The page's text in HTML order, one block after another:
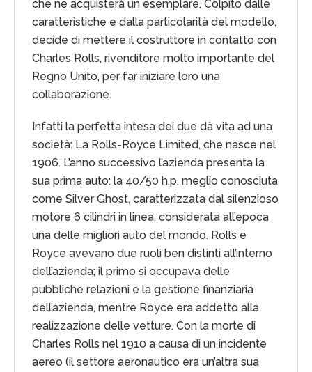
che ne acquisterà un esemplare. Colpito dalle
caratteristiche e dalla particolarità del modello,
decide di mettere il costruttore in contatto con
Charles Rolls, rivenditore molto importante del
Regno Unito, per far iniziare loro una
collaborazione.
Infatti la perfetta intesa dei due dà vita ad una
società: La Rolls-Royce Limited, che nasce nel
1906. L’anno successivo l’azienda presenta la
sua prima auto: la 40/50 h.p. meglio conosciuta
come Silver Ghost, caratterizzata dal silenzioso
motore 6 cilindri in linea, considerata all’epoca
una delle migliori auto del mondo. Rolls e
Royce avevano due ruoli ben distinti all’interno
dell’azienda; il primo si occupava delle
pubbliche relazioni e la gestione finanziaria
dell’azienda, mentre Royce era addetto alla
realizzazione delle vetture. Con la morte di
Charles Rolls nel 1910 a causa di un incidente
aereo (il settore aeronautico era un’altra sua